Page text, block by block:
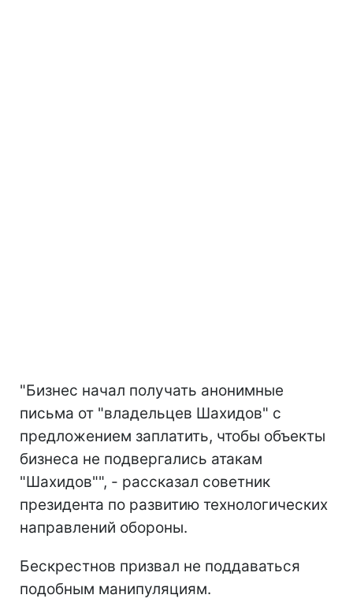
"Бизнес начал получать анонимные
письма от "владельцев Шахидов" с
предложением заплатить, чтобы объекты
бизнеса не подвергались атакам
"Шахидов"", - рассказал советник
президента по развитию технологических
направлений обороны.
Бескрестнов призвал не поддаваться
подобным манипуляциям.